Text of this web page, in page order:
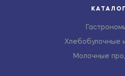
КАТАЛОГ
Хлебобулочные
Молочные